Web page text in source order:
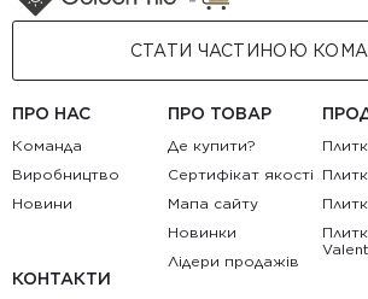
СТАТИ ЧАСТИНОЮ
ПРО НАС
Команда
Виробництво
Новини
ПРО ТОВАР
Де купити?
Сертифікат якості
Мапа сайту
Новинки
Лідери продажів
КОНТАКТИ